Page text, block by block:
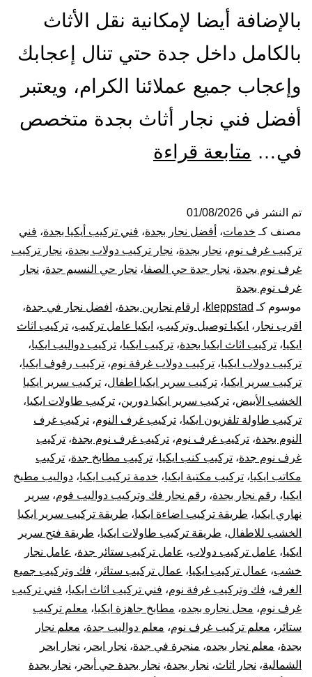
بالإضافة أيضا لإمكانية نقل الأثاث
بالكامل داخل جدة حتي تنال إعجابك
وإعجاب جميع عملائنا الكرام، ويعتبر
أفضل فني نجار أثاث بجدة متخصص
في… متابعة قراءة
|
فك
وتركيب
غرف
دولاب
قطع
أثاث
أيكيا
صيانة
وإصلاح
الأبواب
تم النشر في 01/08/2026
مصنف كـ خدمات، أفضل نجار بجدة، فني تركيب أيكيا بجدة، فني
تركيب غرف نوم، نجار بجدة، نجار تركيب دولاب بجدة، نجار تركيب
غرف نوم بجدة، نجار جدة حي الصفا، نجار حي النسيم جدة، نجار
غرف نوم بجدة
موسوم كـ kleppstad، ارقام نجارين بجدة، افضل نجار في جدة،
اقرب نجار ، ايكيا توصيل وتركيب، ايكيا عامل تركيب، تركيب اثاث
ايكيا، تركيب اثاث ايكيا بجدة، تركيب ايكيا، تركيب دواليب ايكيا،
تركيب دولاب ايكيا، تركيب دولاب غرفة نوم، تركيب رفوف ايكيا،
تركيب سرير ايكيا، تركيب سرير ايكيا اطفال، تركيب سرير ايكيا
الخشب الأبيض، تركيب سرير ايكيا دورين، تركيب طاولات ايكيا،
تركيب طاولة تلفزيون ايكيا، تركيب غرف النوم، تركيب غرف
النوم بجدة، تركيب غرف نوم، تركيب غرف نوم بجدة، تركيب
غرف نوم جدة، تركيب كنب ايكيا، تركيب مطابخ جدة، تركيب
مكاتب ايكيا، تركيب مكتبة ايكيا، خدمة تركيب ايكيا، دواليب مطبخ
ايكيا، رقم نجار بجدة، رقم نجار فك وتركيب دواليب فوم، سرير
نهاري ايكيا، طريقة تركيب اضاءة ايكيا، طريقة تركيب سرير ايكيا
الخشب للاطفال، طريقة تركيب طاولات ايكيا، طريقة فتح سرير
ايكيا، عامل تركيب دولاب، عامل تركيب ستائر جدة، عامل نجار
خشب، عمال تركيب ايكيا، عمال تركيب ستائر ، فك وتركيب جميع
الغرف، فك وتركيب غرفة نوم، فني تركيب اثاث ايكيا، فني تركيب
غرف نوم، محل نجاره بجده، مطابخ جاهزة ايكيا، معلم تركيب
ستائر ، معلم تركيب غرف نوم، معلم دواليب جدة، معلم نجار
بجدة، معلم نجار بجده، منجرة في جدة، نجار ابحر ، نجار ابحر
الشمالية، نجار اثاث، نجار بجدة، نجار بجدة حي أبحر ، نجار بجدة